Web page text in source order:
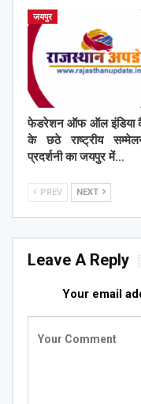
जयपुर
फेडरेशन ऑफ ऑल इंडिया
के छठे राष्ट्रीय
प्रदर्शनी का जयपुर में…
PREV NEXT
Leave A Reply
Your email